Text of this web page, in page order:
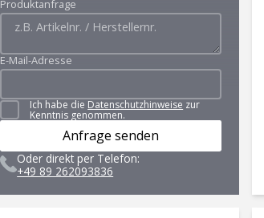
Produktanfrage
E-Mail-Adresse
Ich habe die Datenschutzhinweise zur
Kenntnis genommen.
Anfrage senden
Oder direkt per Telefon:
+49 89 262093836